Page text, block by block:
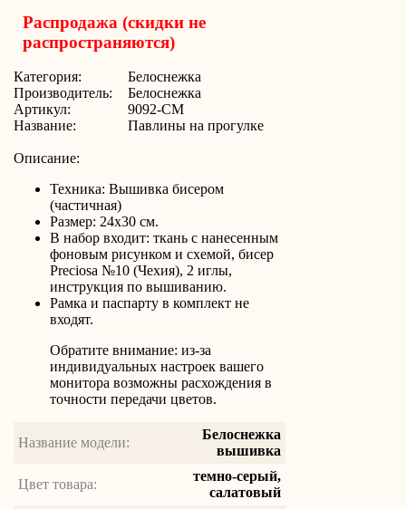
Распродажа (скидки не
распространяются)
Категория:
Белоснежка
Производитель:
Белоснежка
Артикул:
9092-CM
Название:
Павлины на прогулке
Описание:
Техника: Вышивка бисером
(частичная)
Размер: 24x30 см.
В набор входит: ткань с нанесенным
фоновым рисунком и схемой, бисер
Preciosa №10 (Чехия), 2 иглы,
инструкция по вышиванию.
Рамка и паспарту в комплект не
входят.
Обратите внимание: из-за
индивидуальных настроек вашего
монитора возможны расхождения в
точности передачи цветов.
Название модели:
Белоснежка
вышивка
Цвет товара:
темно-серый,
салатовый